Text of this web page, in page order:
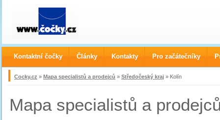
Cocky.cz » Mapa specialistů a prodejců » Středočeský kraj » Kolín
Mapa specialistů a
Kontaktní čočky Články Kontakty Pro začátečníky